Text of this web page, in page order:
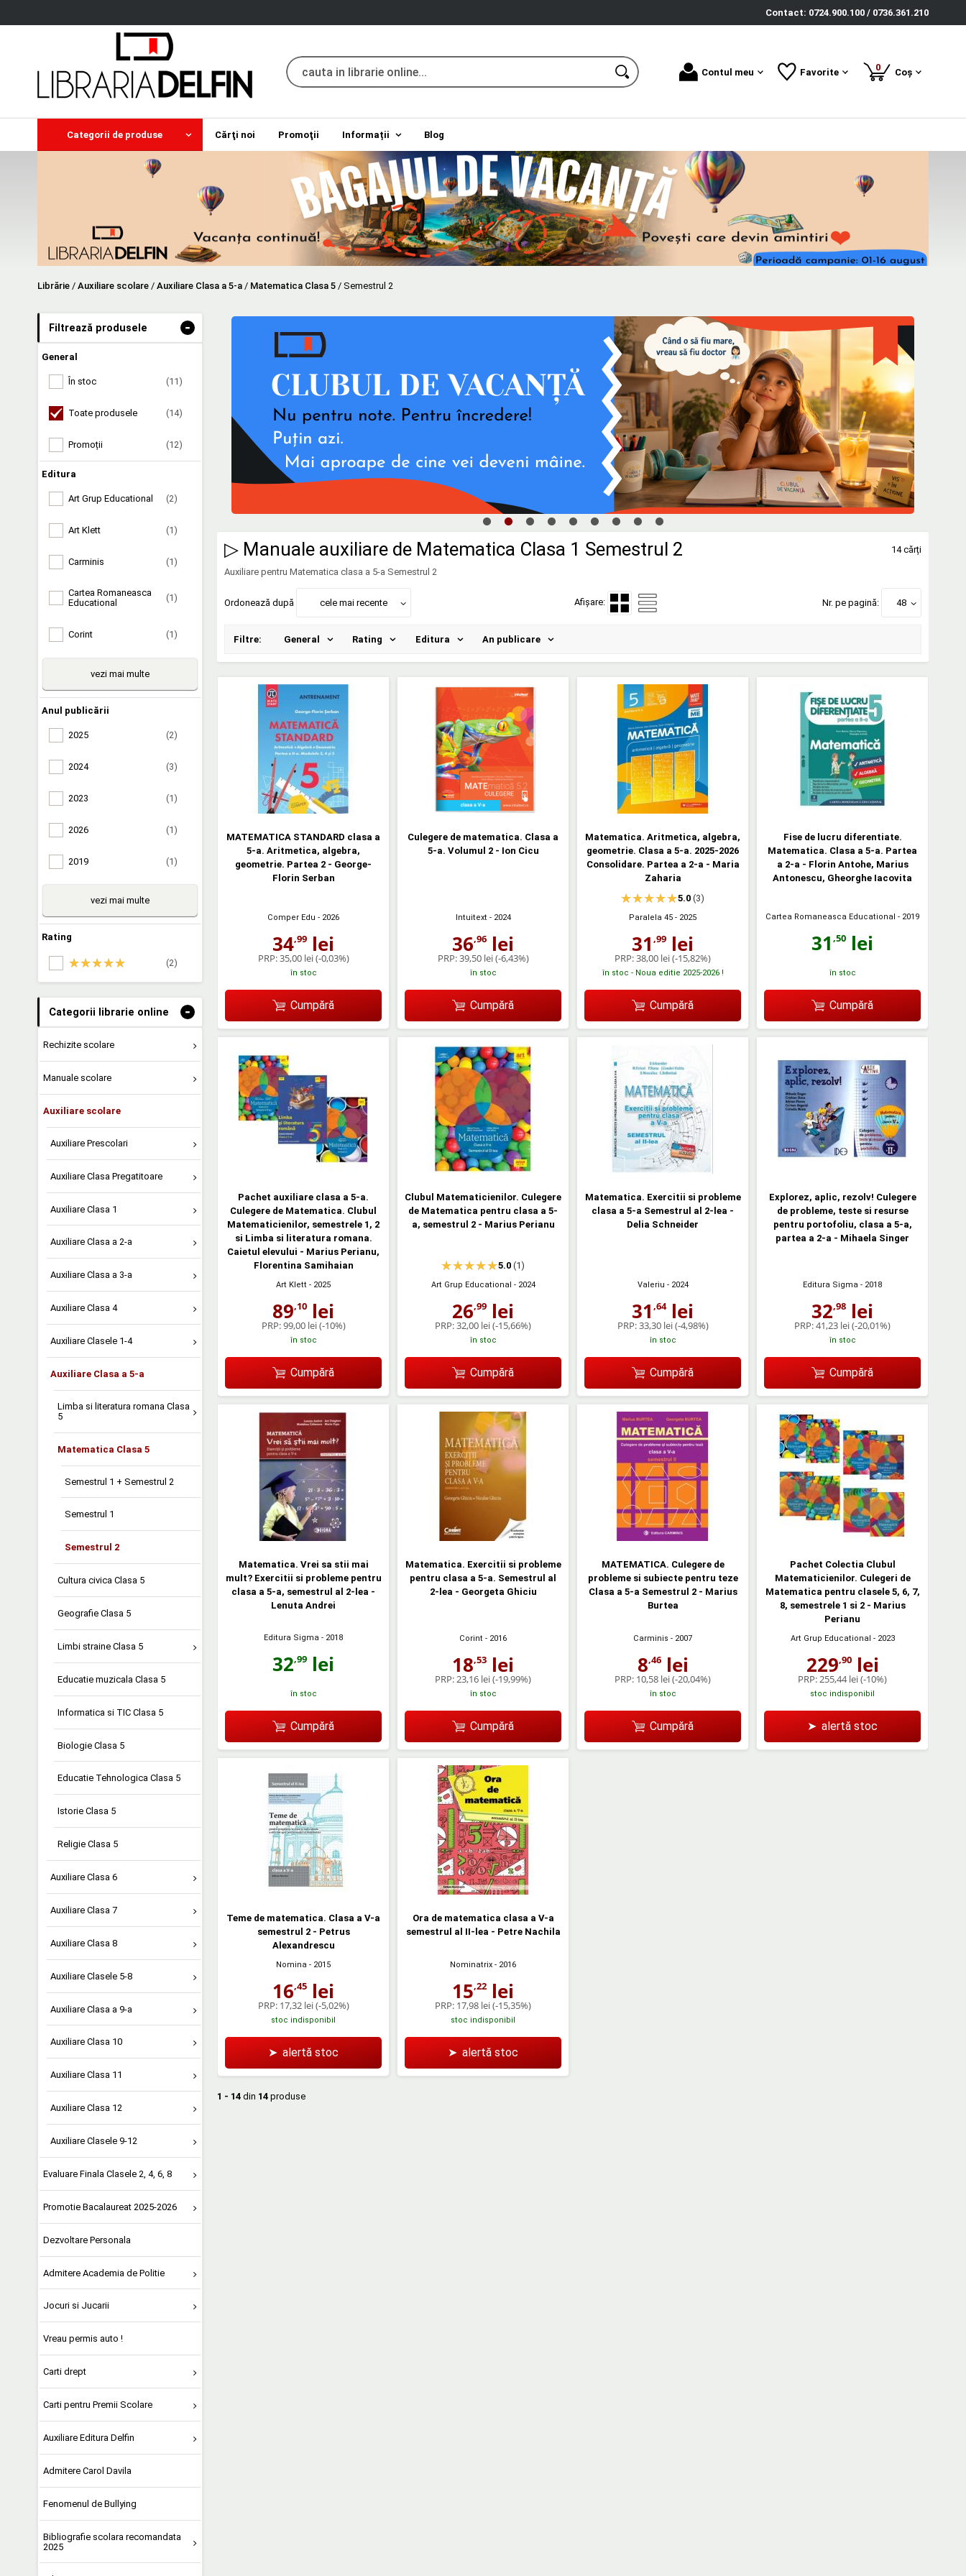
Contact: 0724.900.100 / 0736.361.210
Contul meu Favorite 0produse
Coș
Categorii de produse Cărţi noi Promoţii Informații Blog
Librărie / Auxiliare scolare / Auxiliare Clasa a 5-a / Matematica Clasa 5 / Semestrul 2
Filtrează produsele -
General
În stoc (11)
Toate produsele (14)
Promoții (12)
Editura
Art Grup Educational (2)
Art Klett (1)
Carminis (1)
Cartea Romaneasca
Educational
(1)
Corint (1)
vezi mai multe
Anul publicării
2025 (2)
2024 (3)
2023 (1)
2026 (1)
2019 (1)
vezi mai multe
Rating
(2)
Categorii librarie online -
Rechizite scolare
Manuale scolare
Auxiliare scolare
Auxiliare Prescolari
Auxiliare Clasa Pregatitoare
Auxiliare Clasa 1
Auxiliare Clasa a 2-a
Auxiliare Clasa a 3-a
Auxiliare Clasa 4
Auxiliare Clasele 1-4
Auxiliare Clasa a 5-a
Limba si literatura romana Clasa
5
Matematica Clasa 5
Semestrul 1 + Semestrul 2
Semestrul 1
Semestrul 2
Cultura civica Clasa 5
Geografie Clasa 5
Limbi straine Clasa 5
Educatie muzicala Clasa 5
Informatica si TIC Clasa 5
Biologie Clasa 5
Educatie Tehnologica Clasa 5
Istorie Clasa 5
Religie Clasa 5
Auxiliare Clasa 6
Auxiliare Clasa 7
Auxiliare Clasa 8
Auxiliare Clasele 5-8
Auxiliare Clasa a 9-a
Auxiliare Clasa 10
Auxiliare Clasa 11
Auxiliare Clasa 12
Auxiliare Clasele 9-12
Evaluare Finala Clasele 2, 4, 6, 8
Promotie Bacalaureat 2025-2026
Dezvoltare Personala
Admitere Academia de Politie
Jocuri si Jucarii
Vreau permis auto !
Carti drept
Carti pentru Premii Scolare
Auxiliare Editura Delfin
Admitere Carol Davila
Fenomenul de Bullying
Bibliografie scolara recomandata
2025
▷ Manuale auxiliare de Matematica Clasa 1 Semestrul 2 14 cărți
Auxiliare pentru Matematica clasa a 5-a Semestrul 2
Ordonează după cele mai recente Afișare: Nr. pe pagină: 48
Filtre: General Rating Editura An publicare
MATEMATICA STANDARD clasa a
5-a. Aritmetica, algebra,
geometrie. Partea 2 - George-
Florin Serban
Comper Edu - 2026
34,99 lei
PRP:35,00 lei(-0,03%)
în stoc
Cumpără
Culegere de matematica. Clasa a
5-a. Volumul 2 - Ion Cicu
Intuitext - 2024
36,96 lei
PRP:39,50 lei(-6,43%)
în stoc
Cumpără
Matematica. Aritmetica, algebra,
geometrie. Clasa a 5-a. 2025-2026
Consolidare. Partea a 2-a - Maria
Zaharia
5.0(3)
Paralela 45 - 2025
31 ,99 lei
PRP:38,00 lei(-15,82%)
în stoc - Noua editie 2025-2026 !
Cumpără
Fise de lucru diferentiate.
Matematica. Clasa a 5-a. Partea
a 2-a - Florin Antohe, Marius
Antonescu, Gheorghe Iacovita
Cartea Romaneasca Educational - 2019
31 ,50 lei
în stoc
Cumpără
Pachet auxiliare clasa a 5-a.
Culegere de Matematica. Clubul
Matematicienilor, semestrele 1, 2
si Limba si literatura romana.
Caietul elevului - Marius Perianu,
Florentina Samihaian
Art Klett - 2025
89,10 lei
PRP:99,00 lei(-10%)
în stoc
Cumpără
Clubul Matematicienilor. Culegere
de Matematica pentru clasa a 5-
a, semestrul 2 - Marius Perianu
5.0(1)
Art Grup Educational - 2024
26,99 lei
PRP:32,00 lei(-15,66%)
în stoc
Cumpără
Matematica. Exercitii si probleme
clasa a 5-a Semestrul al 2-lea -
Delia Schneider
Valeriu - 2024
31 ,64lei
PRP:33,30 lei(-4,98%)
în stoc
Cumpără
Explorez, aplic, rezolv! Culegere
de probleme, teste si resurse
pentru portofoliu, clasa a 5-a,
partea a 2-a - Mihaela Singer
Editura Sigma - 2018
32,98 lei
PRP:41,23 lei(-20,01%)
în stoc
Cumpără
Matematica. Vrei sa stii mai
mult? Exercitii si probleme pentru
clasa a 5-a, semestrul al 2-lea -
Lenuta Andrei
Editura Sigma - 2018
32,99 lei
în stoc
Cumpără
Matematica. Exercitii si probleme
pentru clasa a 5-a. Semestrul al
2-lea - Georgeta Ghiciu
Corint - 2016
18,53 lei
PRP:23,16 lei(-19,99%)
în stoc
Cumpără
MATEMATICA. Culegere de
probleme si subiecte pentru teze
Clasa a 5-a Semestrul 2 - Marius
Burtea
Carminis - 2007
8,46lei
PRP: 10,58 lei(-20,04%)
în stoc
Cumpără
Pachet Colectia Clubul
Matematicienilor. Culegeri de
Matematica pentru clasele 5, 6, 7,
8, semestrele 1 si 2 - Marius
Perianu
Art Grup Educational - 2023
229,90lei
PRP:255,44 lei(-10%)
stoc indisponibil
➤ alertă stoc
Teme de matematica. Clasa a V-a
semestrul 2 - Petrus
Alexandrescu
Nomina - 2015
16,45 lei
PRP: 17,32 lei(-5,02%)
stoc indisponibil
➤ alertă stoc
Ora de matematica clasa a V-a
semestrul al II-lea - Petre Nachila
Nominatrix - 2016
15,22 lei
PRP: 17,98 lei(-15,35%)
stoc indisponibil
➤ alertă stoc
1 - 14 din 14 produse